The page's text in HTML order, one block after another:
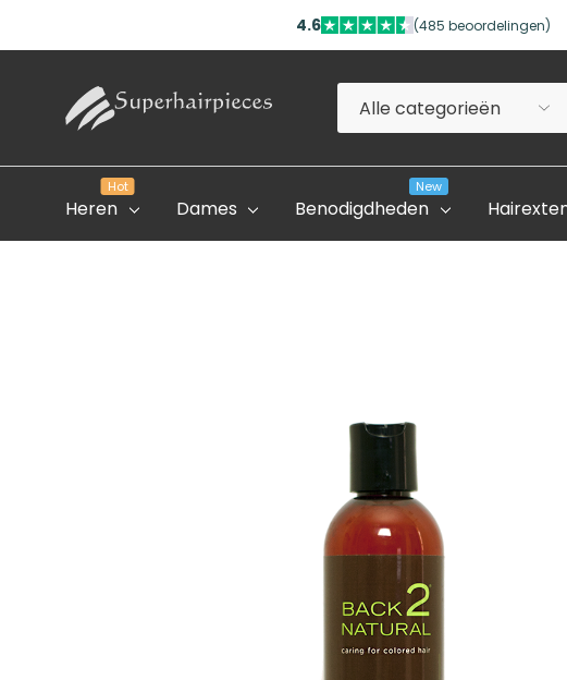
4.6 (485 beoordelingen)
Alle
categorieën
Zoeken
Heren
Hot
Dames Benodigdheden
New
Onze Partner Salons
Professioneel Account
Aanvraagformulier